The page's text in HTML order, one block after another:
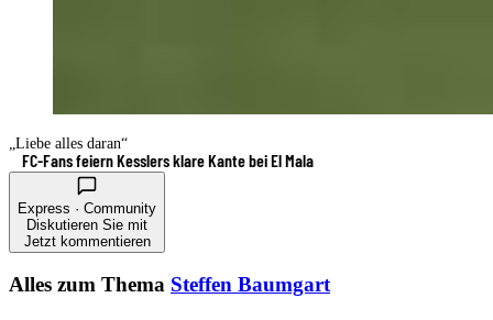
„Liebe alles daran“
FC-Fans feiern Kesslers klare Kante bei El Mala
Express · Community
Diskutieren Sie mit
Jetzt kommentieren
Alles zum Thema Steffen Baumgart